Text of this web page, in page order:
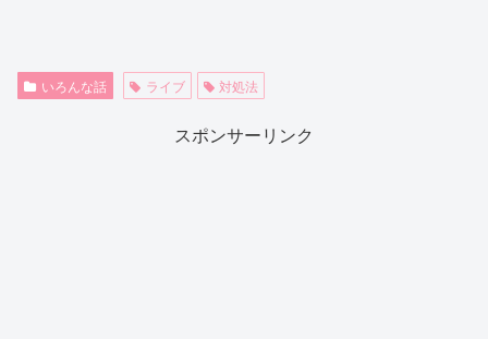
いろんな話 ライブ 対処法
スポンサーリンク